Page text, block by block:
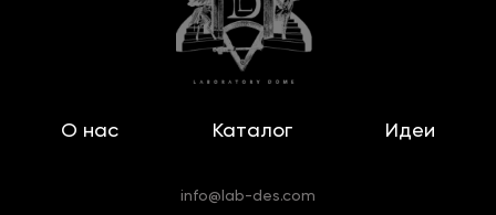
О нас Каталог Идеи
info@lab-des.com